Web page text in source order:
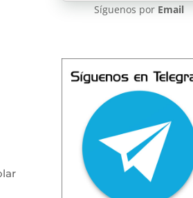
Síguenos por Email